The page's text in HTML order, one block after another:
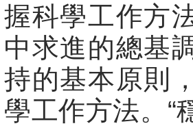
握科學工作方
中求進的總基
持的基本原則
學工作方法。“